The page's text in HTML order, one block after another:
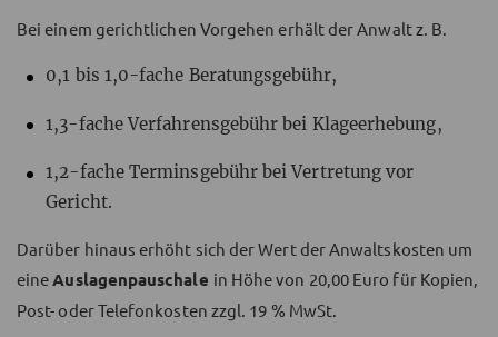
Bei einem gerichtlichen Vorgehen erhält der Anwalt z. B.
0,1 bis 1,0-fache Beratungsgebühr,
1,3-fache Verfahrensgebühr bei Klageerhebung,
1,2-fache Terminsgebühr bei Vertretung vor
Gericht.
Darüber hinaus erhöht sich der Wert der Anwaltskosten um
eineAuslagenpauschale in Höhe von 20,00 Euro für Kopien,
Post- oder Telefonkosten zzgl. 19 % MwSt.